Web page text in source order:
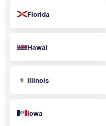
Florida
Hawái
Illinois
Iowa